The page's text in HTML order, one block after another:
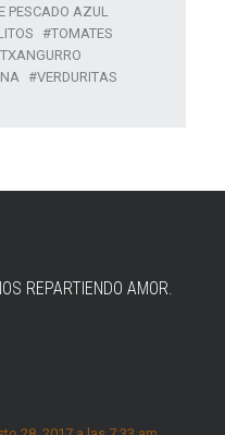
PESCADO AZUL
TOMATES
VERDURITAS
REPARTIENDO AMOR.